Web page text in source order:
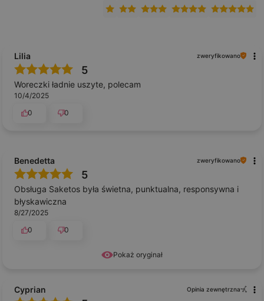
Lilia zweryfikowano
5
Woreczki ładnie uszyte, polecam
10/4/2025
0
0
Pokaż oryginał
Benedetta zweryfikowano
5
Obsługa Saketos była świetna, punktualna, responsywna i
błyskawiczna
8/27/2025
0
0
Cyprian Opinia zewnętrzna